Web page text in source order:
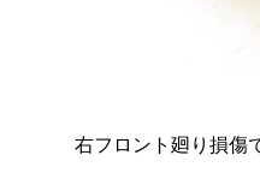
右フロント廻り損傷